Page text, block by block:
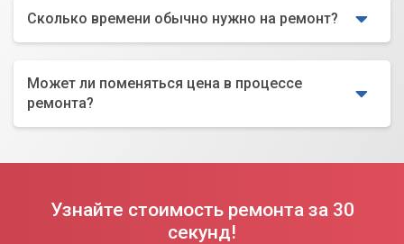
Сколько времени обычно нужно на ремонт?
Может ли поменяться цена в процессе
ремонта?
Узнайте стоимость ремонта за 30
секунд!